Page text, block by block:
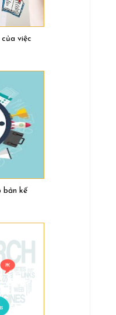
việc
bản kế